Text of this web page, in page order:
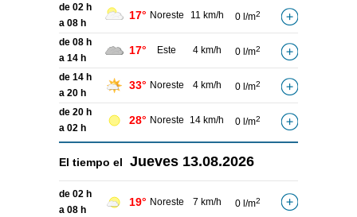
de 02 h
a 08 h
17° Noreste 11 km/h 0 l/m2
de 08 h
a 14 h
17° Este 4 km/h 0 l/m2
de 14 h
a 20 h
33° Noreste 4 km/h 0 l/m2
de 20 h
a 02 h
28° Noreste 14 km/h 0 l/m2
El tiempo el Jueves 13.08.2026
de 02 h
a 08 h
19° Noreste 7 km/h 0 l/m2